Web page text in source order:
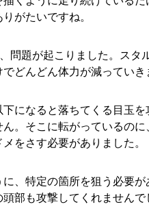
がたいですね。
題が起こりました。スタ
どんどん体力が減ってい
になると落ちてくる目玉
。そこに転がっているの
をさす必要がありました。
、特定の箇所を狙う必要
部も攻撃してくれません